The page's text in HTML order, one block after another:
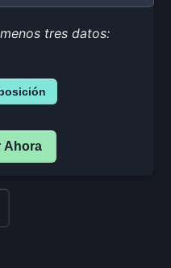
tres datos:
Ahora